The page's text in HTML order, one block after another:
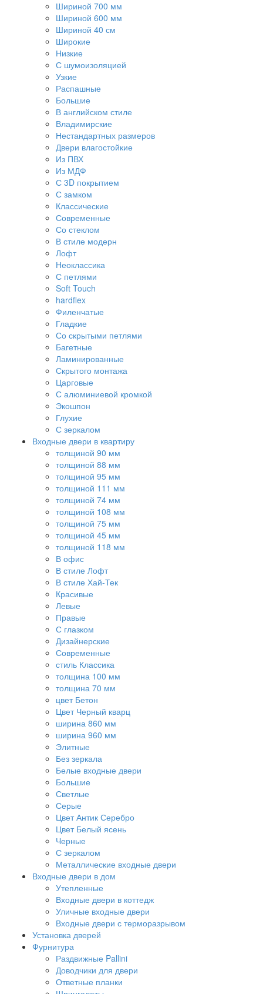
Шириной 700 мм
Шириной 600 мм
Шириной 40 см
Широкие
Низкие
С шумоизоляцией
Узкие
Распашные
Большие
В английском стиле
Владимирские
Нестандартных размеров
Двери влагостойкие
Из ПВХ
Из МДФ
С 3D покрытием
С замком
Классические
Современные
Со стеклом
В стиле модерн
Лофт
Неоклассика
С петлями
Soft Touch
hardflex
Филенчатые
Гладкие
Со скрытыми петлями
Багетные
Ламинированные
Скрытого монтажа
Царговые
С алюминиевой кромкой
Экошпон
Глухие
С зеркалом
Входные двери в квартиру
толщиной 90 мм
толщиной 88 мм
толщиной 95 мм
толщиной 111 мм
толщиной 74 мм
толщиной 108 мм
толщиной 75 мм
толщиной 45 мм
толщиной 118 мм
В офис
В стиле Лофт
В стиле Хай-Тек
Красивые
Левые
Правые
С глазком
Дизайнерские
Современные
стиль Классика
толщина 100 мм
толщина 70 мм
цвет Бетон
Цвет Черный кварц
ширина 860 мм
ширина 960 мм
Элитные
Без зеркала
Белые входные двери
Большие
Светлые
Серые
Цвет Антик Серебро
Цвет Белый ясень
Черные
С зеркалом
Металлические входные двери
Входные двери в дом
Утепленные
Входные двери в коттедж
Уличные входные двери
Входные двери с терморазрывом
Установка дверей
Фурнитура
Раздвижные Pallini
Доводчики для двери
Ответные планки